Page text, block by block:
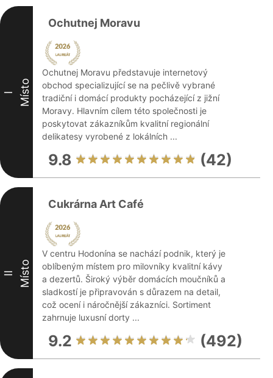
I Místo
Ochutnej Moravu
Ochutnej Moravu představuje internetový
obchod specializující se na pečlivě vybrané
tradiční i domácí produkty pocházející z jižní
Moravy. Hlavním cílem této společnosti je
poskytovat zákazníkům kvalitní regionální
delikatesy vyrobené z lokálních ...
9.8 (42)
II Místo
Cukrárna Art Café
V centru Hodonína se nachází podnik, který je
oblíbeným místem pro milovníky kvalitní kávy
a dezertů. Široký výběr domácích moučníků a
sladkostí je připravován s důrazem na detail,
což ocení i náročnější zákazníci. Sortiment
zahrnuje luxusní dorty ...
9.2 (492)